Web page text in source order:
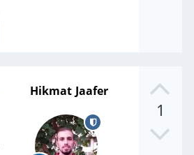
1
Hikmat Jaafer